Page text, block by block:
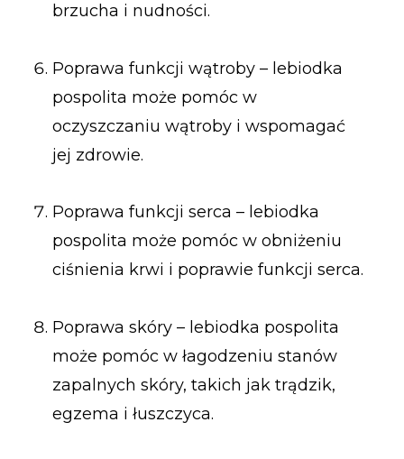
brzucha i nudności.
Poprawa funkcji wątroby – lebiodka
pospolita może pomóc w
oczyszczaniu wątroby i wspomagać
jej zdrowie.
Poprawa funkcji serca – lebiodka
pospolita może pomóc w obniżeniu
ciśnienia krwi i poprawie funkcji serca.
Poprawa skóry – lebiodka pospolita
może pomóc w łagodzeniu stanów
zapalnych skóry, takich jak trądzik,
egzema i łuszczyca.